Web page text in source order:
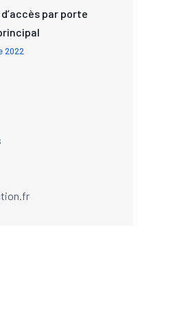
par porte
2022